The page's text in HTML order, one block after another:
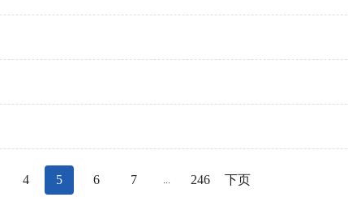
4 5 6 7 ... 246 下页